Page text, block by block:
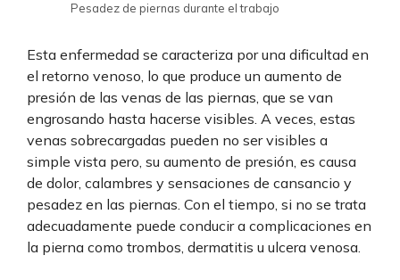
Pesadez de piernas durante el trabajo
Esta enfermedad se caracteriza por una dificultad en
el retorno venoso, lo que produce un aumento de
presión de las venas de las piernas, que se van
engrosando hasta hacerse visibles. A veces, estas
venas sobrecargadas pueden no ser visibles a
simple vista pero, su aumento de presión, es causa
de dolor, calambres y sensaciones de cansancio y
pesadez en las piernas. Con el tiempo, si no se trata
adecuadamente puede conducir a complicaciones en
la pierna como trombos, dermatitis u ulcera venosa.